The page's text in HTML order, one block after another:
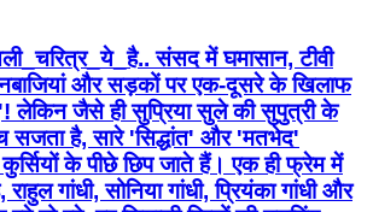
संसद में घमासान, टीवी
और सड़कों पर एक-दूसरे के खिलाफ
लेकिन जैसे ही सुप्रिया सुले की सुपुत्री के
सजता है, सारे 'सिद्धांत' और 'मतभेद'
कुर्सियों के पीछे छिप जाते हैं। एक ही फ्रेम में
गांधी, सोनिया गांधी, प्रियंका गांधी और